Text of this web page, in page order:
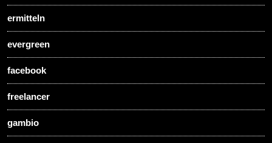
ermitteln
evergreen
facebook
freelancer
gambio